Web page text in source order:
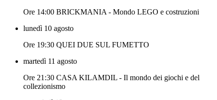
Ore 14:00 BRICKMANIA - Mondo LEGO e costruzioni
lunedì 10 agosto
Ore 19:30 QUEI DUE SUL FUMETTO
martedì 11 agosto
Ore 21:30 CASA KILAMDIL - Il mondo dei giochi e del
collezionismo